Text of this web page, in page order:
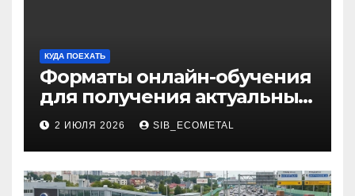
КУДА ПОЕХАТЬ
Форматы онлайн-обучения
для получения актуальных
профессий
2 ИЮЛЯ 2026 SIB_ECOMETAL